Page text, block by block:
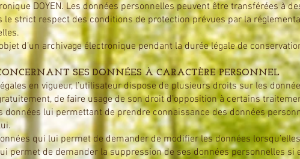
DOYEN. Les données personnelles peuvent être transférées à
le strict respect des conditions de protection prévues par la
d’un archivage électronique pendant la durée légale de
SES DONNÉES À CARACTÈRE PERSONNEL
en vigueur, l’utilisateur dispose de plusieurs droits sur les
de faire usage de son droit d’opposition à certains
données lui permettant de prendre connaissance des données
qui lui permet de demander de modifier les données
permet de demander la suppression de ses données personnelles si